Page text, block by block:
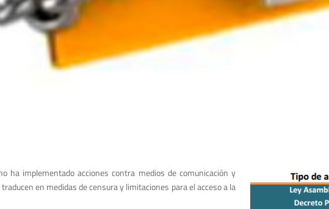
ha implementado acciones contra medios de comunicación y
en medidas de censura y limitaciones para el acceso a la